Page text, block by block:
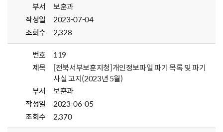
부서
보훈과
작성일
2023-07-04
조회수
2,328
번호
119
제목
[전북서부보훈지청]개인정보파일 파기 목록 및 파기
사실 고지(2023년 5월)
부서
보훈과
작성일
2023-06-05
조회수
2,370